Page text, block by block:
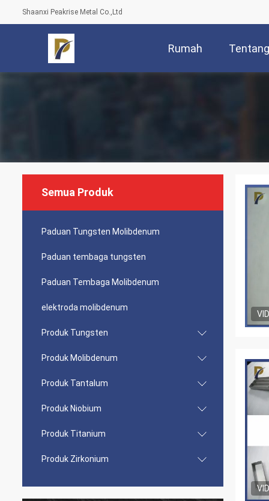
Shaanxi Peakrise Metal Co.,Ltd
Rumah
Semua Produk
Paduan Tungsten Molibdenum
Paduan tembaga tungsten
Paduan Tembaga Molibdenum
elektroda molibdenum
Produk Tungsten
Produk Molibdenum
Produk Tantalum
Produk Niobium
Produk Titanium
Produk Zirkonium